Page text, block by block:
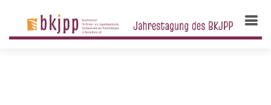
Industriesymposien